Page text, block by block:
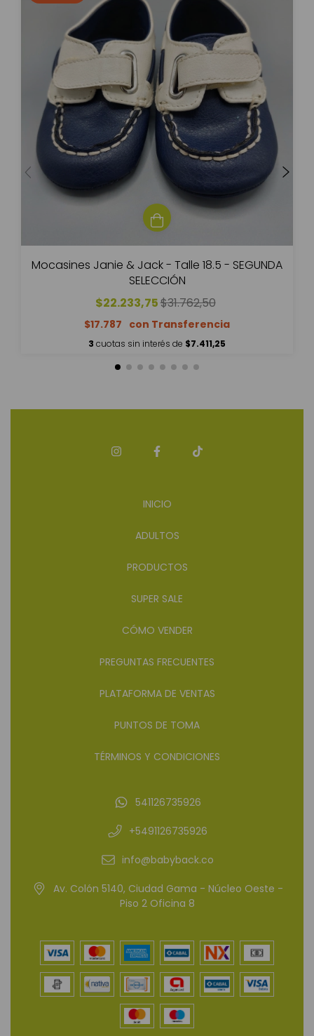
Mocasines Janie & Jack - Talle 18.5 - SEGUNDA
SELECCIÓN
$22.233,75$31.762,50
$17.787
3 cuotas sin interés de $7.411,25
INICIO
ADULTOS
PRODUCTOS
SUPER SALE
CÓMO VENDER
PREGUNTAS FRECUENTES
PLATAFORMA DE VENTAS
PUNTOS DE TOMA
TÉRMINOS Y CONDICIONES
541126735926
+5491126735926
info@babyback.co
Av. Colón 5140, Ciudad Gama - Núcleo Oeste -
Piso 2 Oficina 8